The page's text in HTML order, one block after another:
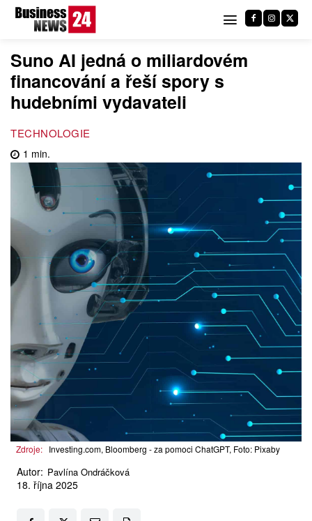
Suno AI jedná o miliardovém
financování a řeší spory s
hudebními vydavateli
TECHNOLOGIE
1 min.
Zdroje: Investing.com, Bloomberg - za pomoci ChatGPT, Foto: Pixaby
Autor: Pavlína Ondráčková
18. října 2025